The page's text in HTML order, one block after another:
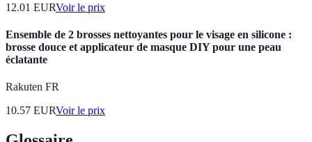
12.01 EURVoir le prix
Ensemble de 2 brosses nettoyantes pour le visage en silicone :
brosse douce et applicateur de masque DIY pour une peau
éclatante
Rakuten FR
10.57 EURVoir le prix